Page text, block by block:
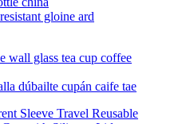
gloine ard
dúbailte cupán caife tae